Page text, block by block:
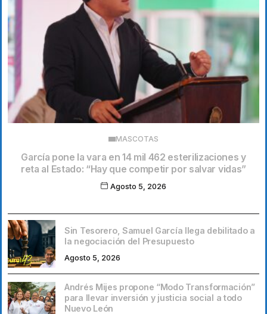
MASCOTAS
García pone la vara en 14 mil 462 esterilizaciones y
reta al Estado: “Hay que competir por salvar vidas”
Agosto 5, 2026
Sin Tesorero, Samuel García llega debilitado a
la negociación del Presupuesto
Agosto 5, 2026
Andrés Mijes propone “Modo Transformación”
para llevar inversión y justicia social a todo
Nuevo León